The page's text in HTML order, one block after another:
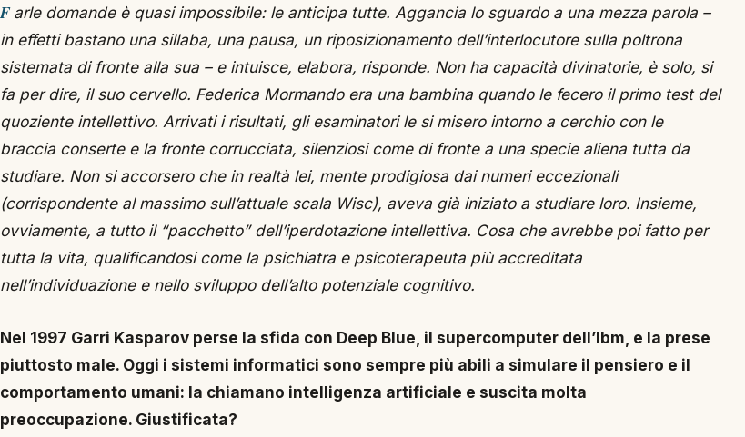
Farle domande è quasi impossibile: le anticipa tutte. Aggancia lo sguardo a una mezza parola –
in effetti bastano una sillaba, una pausa, un riposizionamento dell’interlocutore sulla poltrona
sistemata di fronte alla sua – e intuisce, elabora, risponde. Non ha capacità divinatorie, è solo, si
fa per dire, il suo cervello. Federica Mormando era una bambina quando le fecero il primo test del
quoziente intellettivo. Arrivati i risultati, gli esaminatori le si misero intorno a cerchio con le
braccia conserte e la fronte corrucciata, silenziosi come di fronte a una specie aliena tutta da
studiare. Non si accorsero che in realtà lei, mente prodigiosa dai numeri eccezionali
(corrispondente al massimo sull’attuale scala Wisc), aveva già iniziato a studiare loro. Insieme,
ovviamente, a tutto il “pacchetto” dell’iperdotazione intellettiva. Cosa che avrebbe poi fatto per
tutta la vita, qualificandosi come la psichiatra e psicoterapeuta più accreditata
nell’individuazione e nello sviluppo dell’alto potenziale cognitivo.
Nel 1997 Garri Kasparov perse la sfida con Deep Blue, il supercomputer dell’Ibm, e la prese
piuttosto male. Oggi i sistemi informatici sono sempre più abili a simulare il pensiero e il
comportamento umani: la chiamano intelligenza artificiale e suscita molta
preoccupazione. Giustificata?